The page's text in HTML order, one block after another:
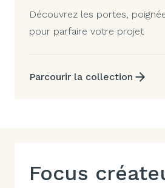
Découvrez les portes,
pour parfaire votre projet
Parcourir la collection
Focus